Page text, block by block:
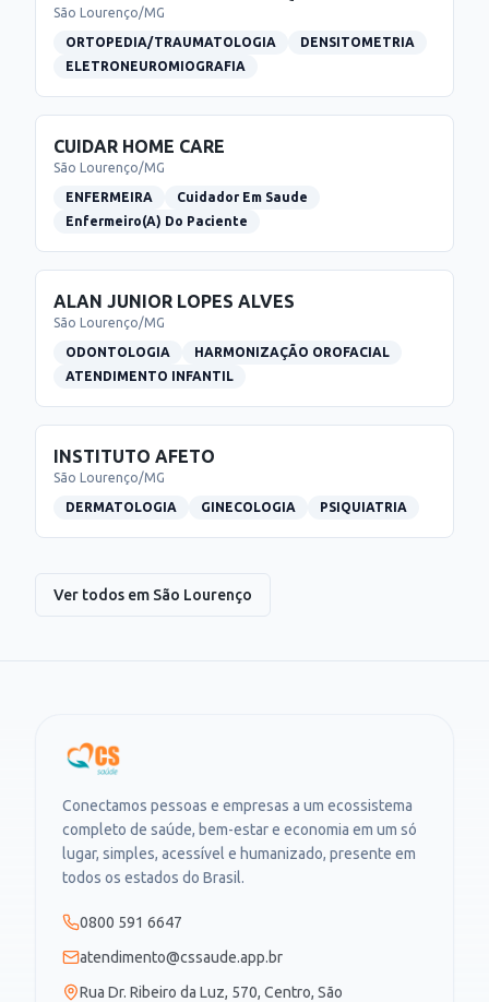
São Lourenço/MG
ORTOPEDIA/TRAUMATOLOGIA
DENSITOMETRIA
ELETRONEUROMIOGRAFIA
CUIDAR HOME CARE
São Lourenço/MG
ENFERMEIRA
Cuidador Em Saude
Enfermeiro(A) Do Paciente
ALAN JUNIOR LOPES ALVES
São Lourenço/MG
ODONTOLOGIA
HARMONIZAÇÃO OROFACIAL
ATENDIMENTO INFANTIL
INSTITUTO AFETO
São Lourenço/MG
DERMATOLOGIA GINECOLOGIA PSIQUIATRIA
Ver todos em São Lourenço
Conectamos pessoas e empresas a um ecossistema
completo de saúde, bem-estar e economia em um só
lugar, simples, acessível e humanizado, presente em
todos os estados do Brasil.
0800 591 6647
atendimento@cssaude.app.br
Rua Dr. Ribeiro da Luz, 570, Centro, São